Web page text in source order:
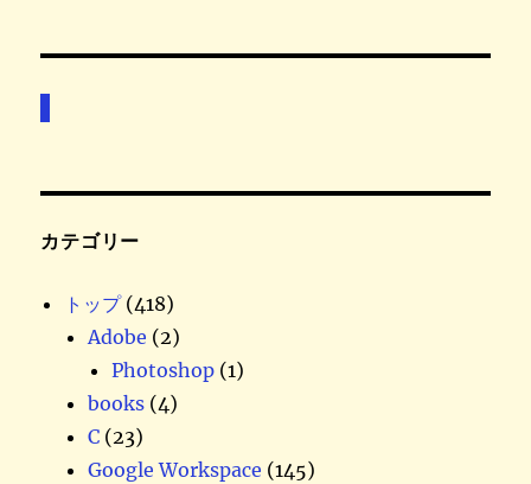
カテゴリー
トップ(418)
Adobe (2)
Photoshop (1)
books (4)
C (23)
Google Workspace (145)